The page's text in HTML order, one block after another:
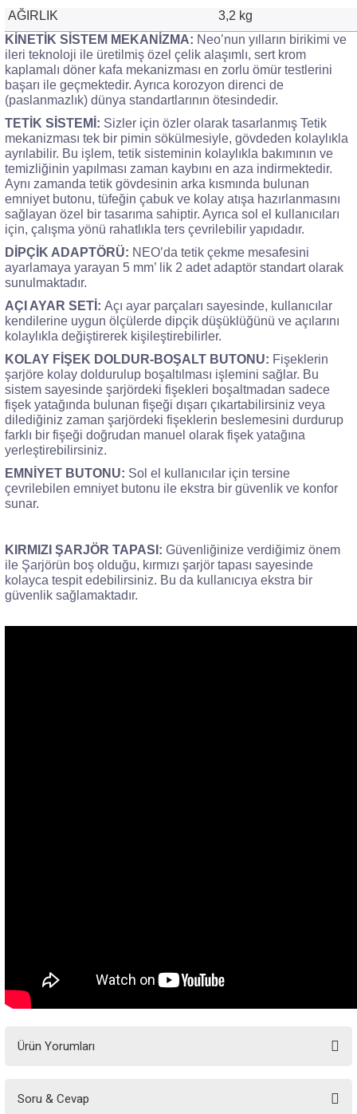
AĞIRLIK
3,2 kg
KİNETİK SİSTEM MEKANİZMA: Neo’nun yılların birikimi ve
ileri teknoloji ile üretilmiş özel çelik alaşımlı, sert krom
kaplamalı döner kafa mekanizması en zorlu ömür testlerini
başarı ile geçmektedir. Ayrıca korozyon direnci de
(paslanmazlık) dünya standartlarının ötesindedir.
TETİK SİSTEMİ: Sizler için özler olarak tasarlanmış Tetik
mekanizması tek bir pimin sökülmesiyle, gövdeden kolaylıkla
ayrılabilir. Bu işlem, tetik sisteminin kolaylıkla bakımının ve
temizliğinin yapılması zaman kaybını en aza indirmektedir.
Aynı zamanda tetik gövdesinin arka kısmında bulunan
emniyet butonu, tüfeğin çabuk ve kolay atışa hazırlanmasını
sağlayan özel bir tasarıma sahiptir. Ayrıca sol el kullanıcıları
için, çalışma yönü rahatlıkla ters çevrilebilir yapıdadır.
DİPÇİK ADAPTÖRÜ: NEO’da tetik çekme mesafesini
ayarlamaya yarayan 5 mm’ lik 2 adet adaptör standart olarak
sunulmaktadır.
AÇI AYAR SETİ: Açı ayar parçaları sayesinde, kullanıcılar
kendilerine uygun ölçülerde dipçik düşüklüğünü ve açılarını
kolaylıkla değiştirerek kişileştirebilirler.
KOLAY FİŞEK DOLDUR-BOŞALT BUTONU: Fişeklerin
şarjöre kolay doldurulup boşaltılması işlemini sağlar. Bu
sistem sayesinde şarjördeki fişekleri boşaltmadan sadece
fişek yatağında bulunan fişeği dışarı çıkartabilirsiniz veya
dilediğiniz zaman şarjördeki fişeklerin beslemesini durdurup
farklı bir fişeği doğrudan manuel olarak fişek yatağına
yerleştirebilirsiniz.
EMNİYET BUTONU: Sol el kullanıcılar için tersine
çevrilebilen emniyet butonu ile ekstra bir güvenlik ve konfor
sunar.
KIRMIZI ŞARJÖR TAPASI: Güvenliğinize verdiğimiz önem
ile Şarjörün boş olduğu, kırmızı şarjör tapası sayesinde
kolayca tespit edebilirsiniz. Bu da kullanıcıya ekstra bir
güvenlik sağlamaktadır.
Ürün Yorumları
Soru & Cevap